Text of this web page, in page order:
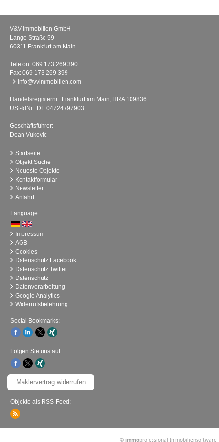
V&V Immobilien GmbH
Lange Straße 59
60311 Frankfurt am Main
Telefon: 069 173 269 390
Fax: 069 173 269 399
info@vvimmobilien.com
Handelsregisternr.: Frankfurt am Main, HRA 109836
USt-IdNr.: DE 04724797903
Geschäftsführer:
Dean Vukovic
Startseite
Objekt Suche
Neueste Objekte
Kontaktformular
Newsletter
Anfahrt
Language:
Impressum
AGB
Cookies
Datenschutz Facebook
Datenschutz Twitter
Datenschutz
Datenverarbeitung
Google Analytics
Widerrufsbelehrung
Social Bookmarks:
Folgen Sie uns auf:
Maklervertrag widerrufen
Objekte als RSS-Feed:
© immoprofessional Immobiliensoftware